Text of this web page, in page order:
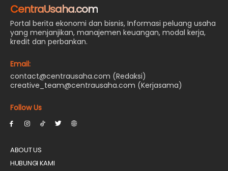
CentraUsaha.com
Portal berita ekonomi dan bisnis, Informasi peluang usaha
yang menjanjikan, manajemen keuangan, modal kerja,
kredit dan perbankan.
Email:
contact@centrausaha.com (Redaksi)
creative_team@centrausaha.com (Kerjasama)
Follow Us
ABOUT US
HUBUNGI KAMI